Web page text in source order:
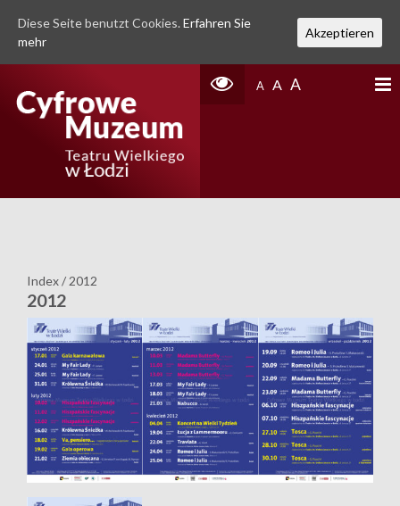
A A A
Index/ 2012
2012
Diese Seite benutzt Cookies. Erfahren Sie
mehr
Akzeptieren